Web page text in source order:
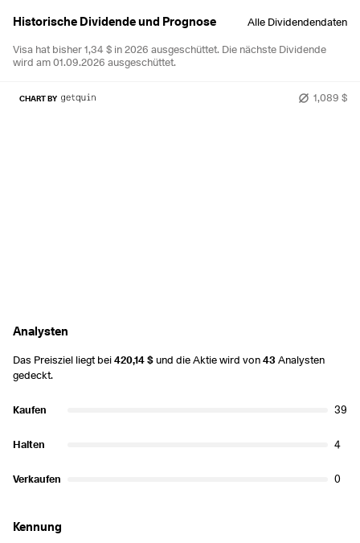
Historische Dividende und Prognose Alle Dividendendaten
Visa hat bisher 1,34 $ in 2026 ausgeschüttet. Die nächste Dividende
wird am 01.09.2026 ausgeschüttet.
1,089 $
CHART BY
Analysten
Das Preisziel liegt bei420,14 $und die Aktie wird von43 Analysten
gedeckt.
Kaufen 39
Halten 4
Verkaufen 0
Kennung